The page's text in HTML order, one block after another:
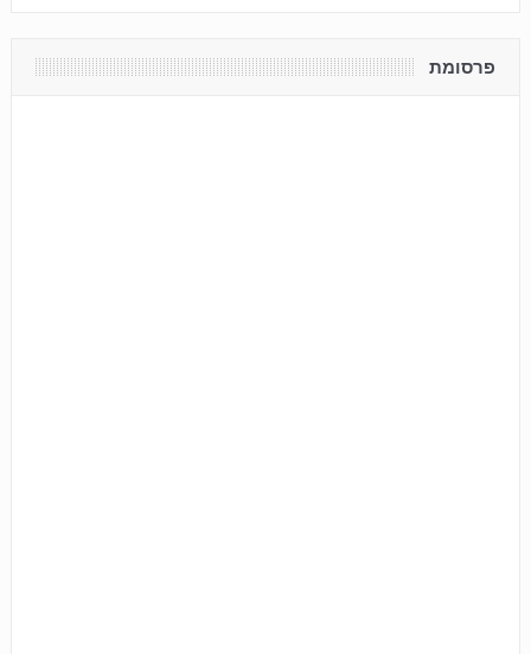
פרסומת